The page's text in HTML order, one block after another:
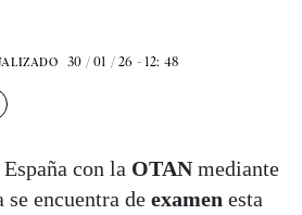
30 / 01 / 26 - 12: 48
con la OTANmediante
se encuentra de examen esta